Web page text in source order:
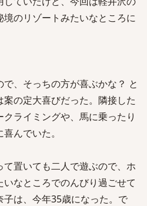
のリゾートみたいなところに
、そっちの方が喜ぶかな？ と
の定大喜びだった。隣接した
ライミングや、馬に乗ったり
んでいた。
置いても二人で遊ぶので、ホ
なところでのんびり過ごせて
は、今年35歳になった。で